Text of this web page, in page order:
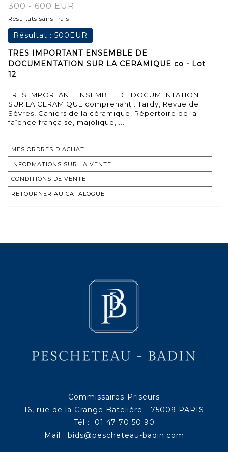
300 - 600 EUR
Résultats sans frais
Résultat : 500EUR
TRES IMPORTANT ENSEMBLE DE
DOCUMENTATION SUR LA CERAMIQUE co - Lot
12
TRES IMPORTANT ENSEMBLE DE DOCUMENTATION
SUR LA CERAMIQUE comprenant : Tardy, Revue de
Sèvres, Cahiers de la céramique, Répertoire de la
faïence française, majolique, ...
MES ORDRES D'ACHAT
INFORMATIONS SUR LA VENTE
CONDITIONS DE VENTE
RETOURNER AU CATALOGUE
Commissaires-Priseurs
16, rue de la Grange Batelière - 75009 PARIS
Tél : 01 47 70 50 90
Mail : bids@pescheteau-badin.com